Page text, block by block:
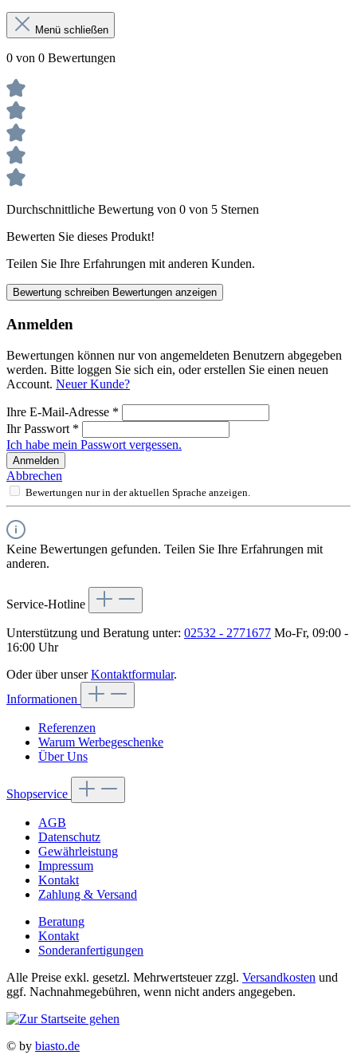
Menü schließen
0 von 0 Bewertungen
Durchschnittliche Bewertung von 0 von 5 Sternen
Bewerten Sie dieses Produkt!
Teilen Sie Ihre Erfahrungen mit anderen Kunden.
Bewertung schreiben Bewertungen anzeigen
Anmelden
Bewertungen können nur von angemeldeten Benutzern abgegeben
werden. Bitte loggen Sie sich ein, oder erstellen Sie einen neuen
Account. Neuer Kunde?
Ihre E-Mail-Adresse *
Ihr Passwort *
Ich habe mein Passwort vergessen.
Anmelden
Abbrechen
Bewertungen nur in der aktuellen Sprache anzeigen.
Keine Bewertungen gefunden. Teilen Sie Ihre Erfahrungen mit
anderen.
Service-Hotline
Unterstützung und Beratung unter: 02532 - 2771677 Mo-Fr, 09:00 -
16:00 Uhr
Oder über unserKontaktformular.
Informationen
Referenzen
Warum Werbegeschenke
Über Uns
Shopservice
AGB
Datenschutz
Gewährleistung
Impressum
Kontakt
Zahlung & Versand
Beratung
Kontakt
Sonderanfertigungen
Alle Preise exkl. gesetzl. Mehrwertsteuer zzgl. Versandkosten und
ggf. Nachnahmegebühren, wenn nicht anders angegeben.
© by biasto.de